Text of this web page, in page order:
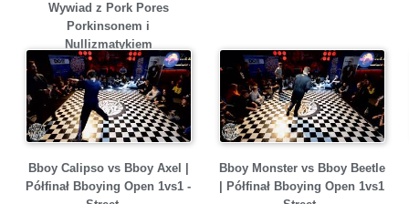
Wywiad z Pork Pores
Porkinsonem i
Nullizmatykiem
Bboy Calipso vs Bboy Axel |
Półfinał Bboying Open 1vs1 -
Bboy Monster vs Bboy Beetle
| Półfinał Bboying Open 1vs1